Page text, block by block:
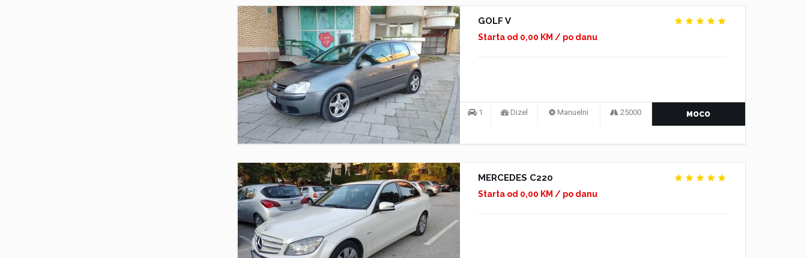
GOLF V
Starta od 0,00 KM / po danu
1 Dizel Manuelni 25000 MOCO
MERCEDES C220
Starta od 0,00 KM / po danu